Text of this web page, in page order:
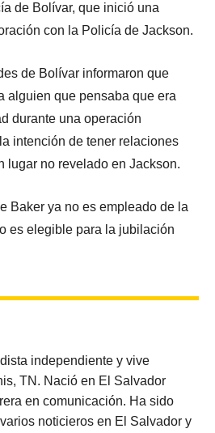
de Bolívar, que inició una
con la Policía de Jackson.
de Bolívar informaron que
alguien que pensaba que era
durante una operación
intención de tener relaciones
lugar no revelado en Jackson.
Baker ya no es empleado de la
es elegible para la jubilación
independiente y vive
TN. Nació en El Salvador
en comunicación. Ha sido
noticieros en El Salvador y